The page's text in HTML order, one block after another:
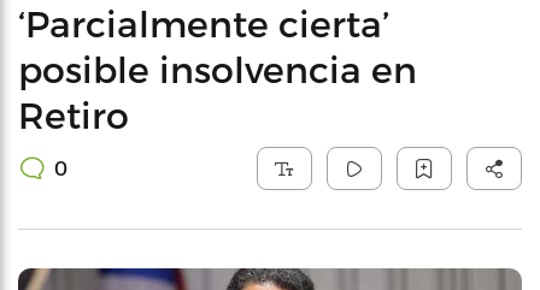
‘Parcialmente cierta’
posible insolvencia en
Retiro
0